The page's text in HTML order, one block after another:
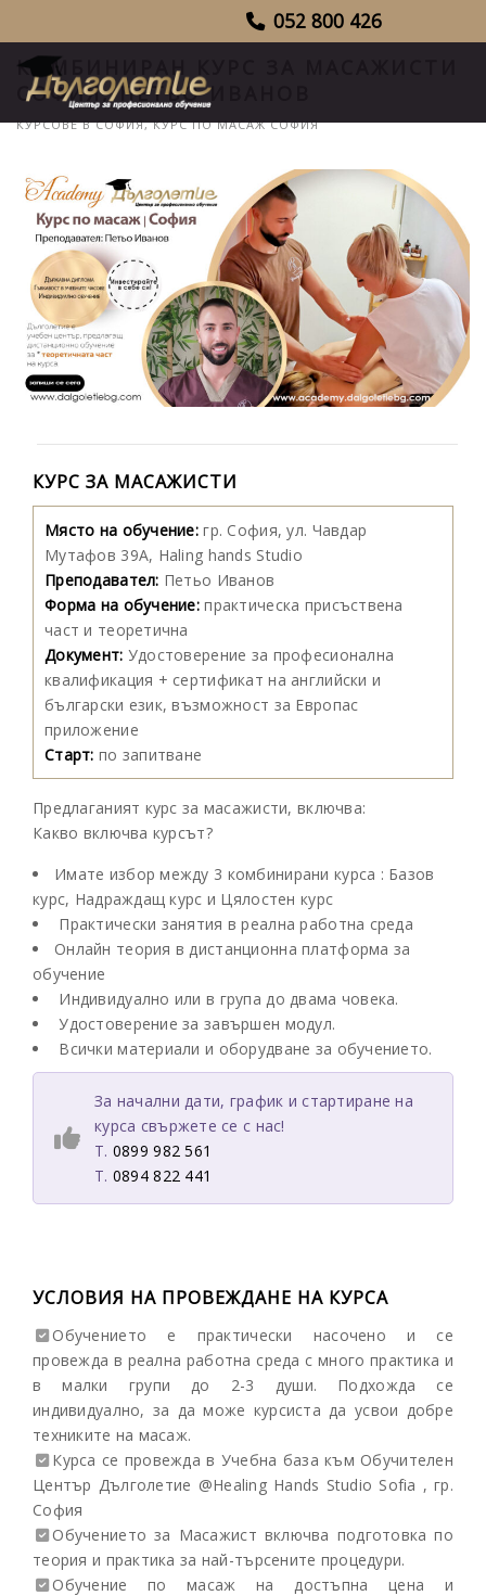
052 800 426
КОМБИНИРАН КУРС ЗА МАСАЖИСТИ
СОФИЯ, ПЕТЬО ИВАНОВ
КУРСОВЕ В СОФИЯ,КУРС ПО МАСАЖ СОФИЯ
КУРС ЗА МАСАЖИСТИ
Място на обучение:гр. София, ул. Чавдар
Мутафов 39А, Haling hands Studio
Преподавател: Петьо Иванов
Форма на обучение:практическа присъствена
част и теоретична
Документ: Удостоверение за професионална
квалификация + сертификат на английски и
български език, възможност за Европас
приложение
Старт: по запитване
Предлаганият курс за масажисти, включва:
Какво включва курсът?
Имате избор между 3 комбинирани курса : Базов
курс, Надраждащ курс и Цялостен курс
Практически занятия в реална работна среда
Онлайн теория в дистанционна платформа за
обучение
Индивидуално или в група до двама човека.
Удостоверение за завършен модул.
Всички материали и оборудване за обучението.
За начални дати, график и стартиране на
курса свържете се с нас!
T. 0899 982 561
T. 0894 822 441
УСЛОВИЯ НА ПРОВЕЖДАНЕ НА КУРСА
Обучението е практически насочено и се
провежда в реална работна среда с много практика и
в малки групи до 2-3 души. Подхожда се
индивидуално, за да може курсиста да усвои добре
техниките на масаж.
Курса се провежда в Учебна база към Обучителен
Център Дълголетие @Healing Hands Studio Sofia , гр.
София
Обучението за Масажист включва подготовка по
теория и практика за най-търсените процедури.
Обучение по масаж на достъпна цена и